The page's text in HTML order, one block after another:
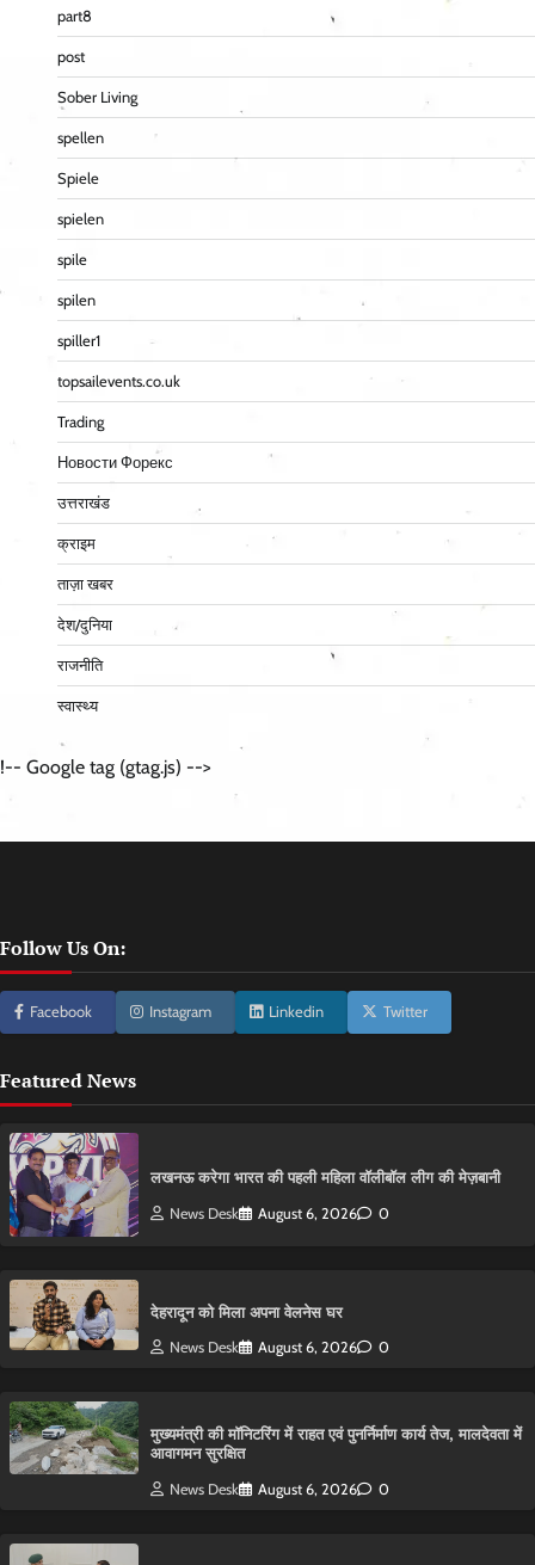
part8
post
Sober Living
spellen
Spiele
spielen
spile
spilen
spiller1
topsailevents.co.uk
Trading
Новости Форекс
उत्तराखंड
क्राइम
ताज़ा खबर
देश/दुनिया
राजनीति
स्वास्थ्य
!-- Google tag (gtag.js) -->
Follow Us On:
Facebook Instagram Linkedin Twitter
Featured News
लखनऊ करेगा भारत की पहली महिला वॉलीबॉल लीग की मेज़बानी
News Desk August 6, 2026 0
देहरादून को मिला अपना वेलनेस घर
News Desk August 6, 2026 0
मुख्यमंत्री की मॉनिटरिंग में राहत एवं पुनर्निर्माण कार्य तेज, मालदेवता में
आवागमन सुरक्षित
News Desk August 6, 2026 0